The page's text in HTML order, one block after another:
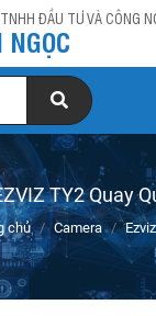
ĐẦU TƯ VÀ CÔNG
TY2 Quay
chủ Camera Ezviz